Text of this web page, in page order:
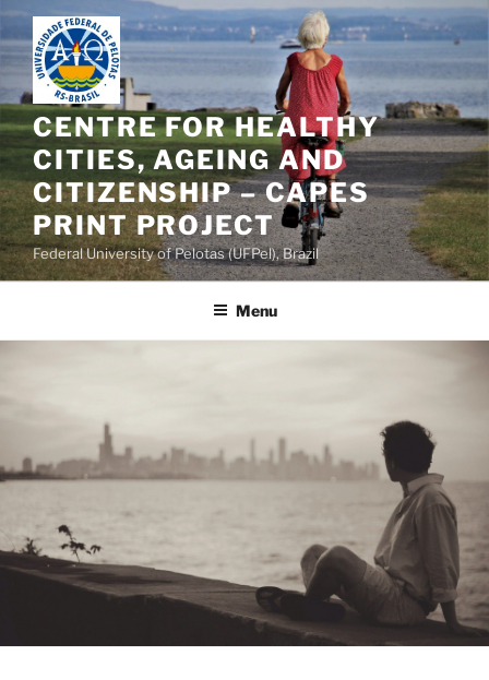
Pular
para
o
conteúdo
CENTRE FOR HEALTHY
CITIES, AGEING AND
CITIZENSHIP – CAPES
PRINT PROJECT
Federal University of Pelotas (UFPel), Brazil
Menu